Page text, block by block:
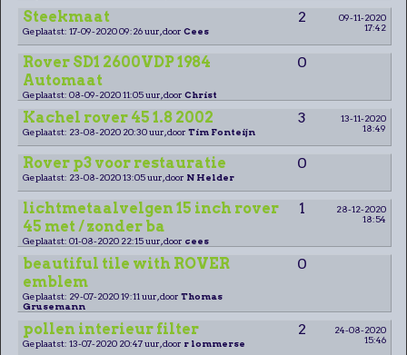
Steekmaat 2
09-11-2020
17:42
Geplaatst: 17-09-2020 09:26 uur, door Cees
Rover SD1 2600VDP 1984
Automaat
0
Geplaatst: 08-09-2020 11:05 uur, door Christ
Kachel rover 45 1.8 2002 3
13-11-2020
18:49
Geplaatst: 23-08-2020 20:30 uur, door Tim Fonteijn
Rover p3 voor restauratie 0
Geplaatst: 23-08-2020 13:05 uur, door N Helder
lichtmetaalvelgen 15 inch rover
45 met / zonder ba
1
28-12-2020
18:54
Geplaatst: 01-08-2020 22:15 uur, door cees
beautiful tile with ROVER
emblem
0
Geplaatst: 29-07-2020 19:11 uur, door Thomas
Grusemann
pollen interieur filter 2
24-08-2020
15:46
Geplaatst: 13-07-2020 20:47 uur, door r lommerse